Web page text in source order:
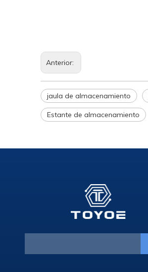
Anterior:
jaula de almacenamiento
Estante de almacenamiento